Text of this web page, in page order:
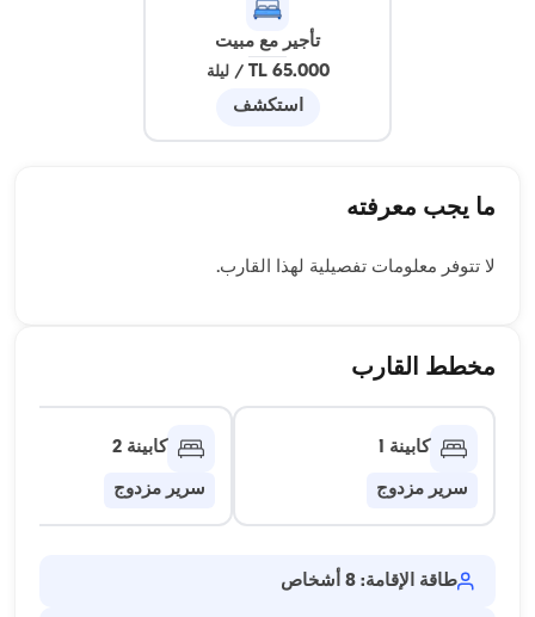
تأجير مع مبيت
65.000 TL
/ليلة
استكشف
ما يجب معرفته
لا تتوفر معلومات تفصيلية لهذا القارب.
مخطط القارب
كابينة 1
سرير مزدوج
كابينة 2
سرير مزدوج
طاقة الإقامة: 8 أشخاص